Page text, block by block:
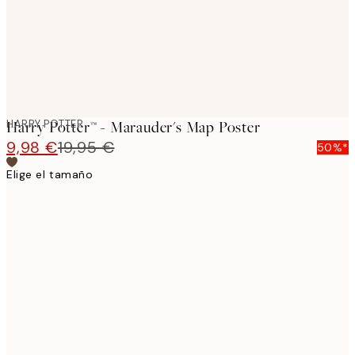
HARRY POTTER
Harry Potter™ - Marauder's Map Poster
9,98 €19,95 €
50%*
Elige el tamaño